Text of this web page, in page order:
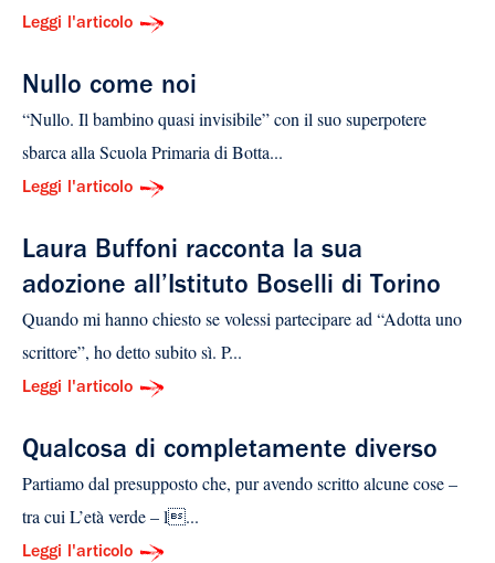
Leggi l'articolo
Nullo come noi
“Nullo. Il bambino quasi invisibile” con il suo superpotere
sbarca alla Scuola Primaria di Botta...
Leggi l'articolo
Laura Buffoni racconta la sua
adozione all’Istituto Boselli di Torino
Quando mi hanno chiesto se volessi partecipare ad “Adotta uno
scrittore”, ho detto subito sì. P...
Leggi l'articolo
Qualcosa di completamente diverso
Partiamo dal presupposto che, pur avendo scritto alcune cose –
tra cui L’età verde – l...
Leggi l'articolo